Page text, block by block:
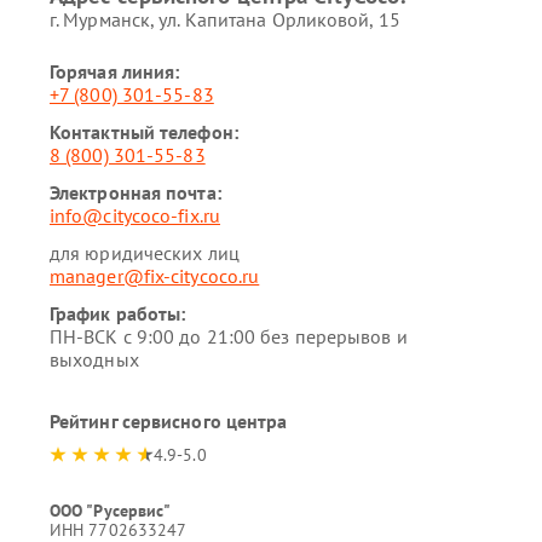
г. Мурманск, ул. Капитана Орликовой, 15
Горячая линия:
+7 (800) 301-55-83
Контактный телефон:
8 (800) 301-55-83
Электронная почта:
info@citycoco-fix.ru
для юридических лиц
manager@fix-citycoco.ru
График работы:
ПН-ВСК с 9:00 до 21:00 без перерывов и
выходных
Рейтинг сервисного центра
4.9-5.0
ООО "Русервис"
ИНН 7702633247